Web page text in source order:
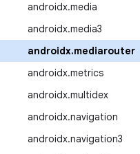
androidx.media
androidx.media3
androidx.mediarouter
androidx.metrics
androidx.multidex
androidx.navigation
androidx.navigation3